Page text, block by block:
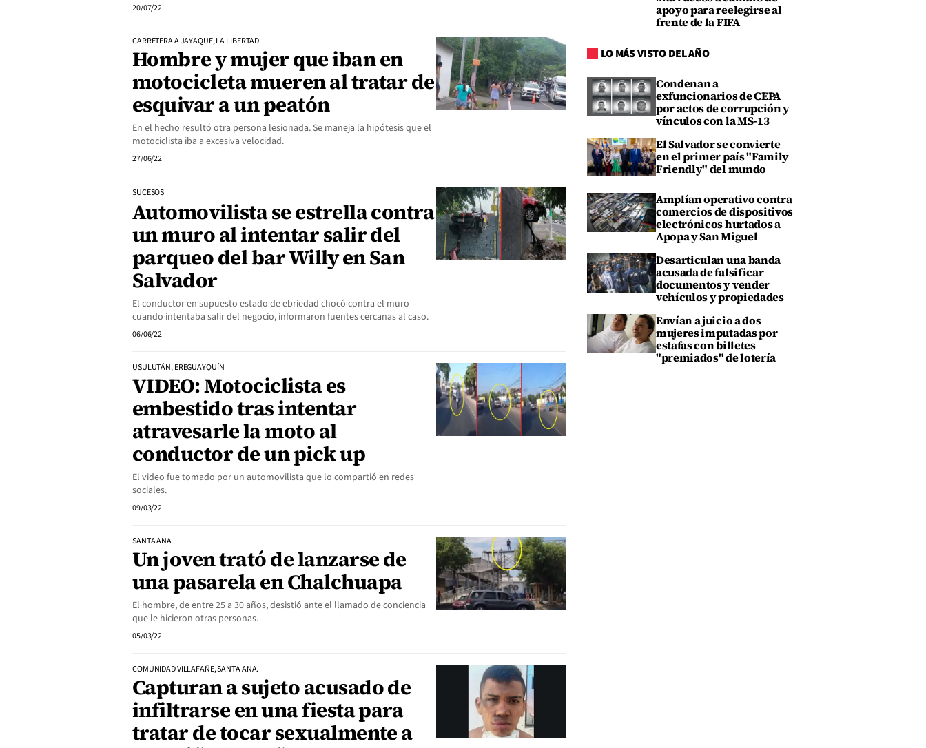
20/07/22
CARRETERA A JAYAQUE, LA LIBERTAD
Hombre y mujer que iban en
motocicleta mueren al tratar de
esquivar a un peatón
En el hecho resultó otra persona lesionada. Se maneja la hipótesis que el
motociclista iba a excesiva velocidad.
27/06/22
SUCESOS
Automovilista se estrella contra
un muro al intentar salir del
parqueo del bar Willy en San
Salvador
El conductor en supuesto estado de ebriedad chocó contra el muro
cuando intentaba salir del negocio, informaron fuentes cercanas al caso.
06/06/22
USULUTÁN, EREGUAYQUÍN
VIDEO: Motociclista es
embestido tras intentar
atravesarle la moto al
conductor de un pick up
El video fue tomado por un automovilista que lo compartió en redes
sociales.
09/03/22
SANTA ANA
Un joven trató de lanzarse de
una pasarela en Chalchuapa
El hombre, de entre 25 a 30 años, desistió ante el llamado de conciencia
que le hicieron otras personas.
05/03/22
COMUNIDAD VILLAFAÑE, SANTA ANA.
Capturan a sujeto acusado de
infiltrarse en una fiesta para
tratar de tocar sexualmente a
apoyo para reelegirse al
frente de la FIFA
LO MÁS VISTO DEL AÑO
Condenan a
exfuncionarios de CEPA
por actos de corrupción y
vínculos con la MS-13
El Salvador se convierte
en el primer país "Family
Friendly" del mundo
Amplían operativo contra
comercios de dispositivos
electrónicos hurtados a
Apopa y San Miguel
Desarticulan una banda
acusada de falsificar
documentos y vender
vehículos y propiedades
Envían a juicio a dos
mujeres imputadas por
estafas con billetes
"premiados" de lotería